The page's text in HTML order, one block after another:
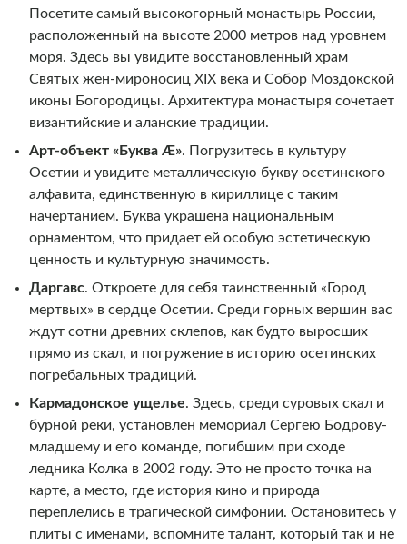
Посетите самый высокогорный монастырь России,
расположенный на высоте 2000 метров над уровнем
моря. Здесь вы увидите восстановленный храм
Святых жен-мироносиц XIX века и Собор Моздокской
иконы Богородицы. Архитектура монастыря сочетает
византийские и аланские традиции.
Арт-объект «Буква Æ». Погрузитесь в культуру
Осетии и увидите металлическую букву осетинского
алфавита, единственную в кириллице с таким
начертанием. Буква украшена национальным
орнаментом, что придает ей особую эстетическую
ценность и культурную значимость.
Даргавс. Откроете для себя таинственный «Город
мертвых» в сердце Осетии. Среди горных вершин вас
ждут сотни древних склепов, как будто выросших
прямо из скал, и погружение в историю осетинских
погребальных традиций.
Кармадонское ущелье. Здесь, среди суровых скал и
бурной реки, установлен мемориал Сергею Бодрову-
младшему и его команде, погибшим при сходе
ледника Колка в 2002 году. Это не просто точка на
карте, а место, где история кино и природа
переплелись в трагической симфонии. Остановитесь у
плиты с именами, вспомните талант, который так и не